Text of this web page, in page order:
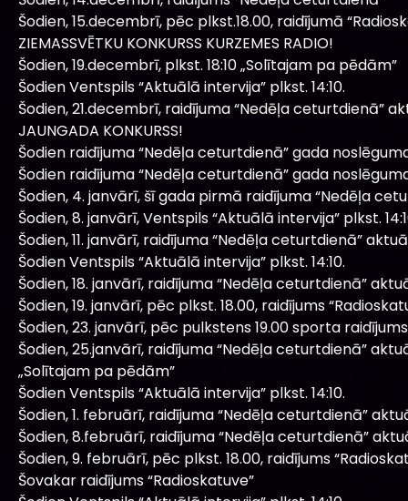
Šodien, 15.decembrī, pēc plkst.18.00, raidījumā
ZIEMASSVĒTKU KONKURSS KURZEMES RADIO!
Šodien, 19.decembrī, plkst. 18:10 „Solītajam pa pēdām”
Šodien Ventspils “Aktuālā intervija” plkst. 14:10.
Šodien, 21.decembrī, raidījuma “Nedēļa ceturtdienā”
JAUNGADA KONKURSS!
Šodien raidījuma “Nedēļa ceturtdienā” gada
Šodien raidījuma “Nedēļa ceturtdienā” gada
Šodien, 4. janvārī, šī gada pirmā raidījuma “Nedēļa
Šodien, 8. janvārī, Ventspils “Aktuālā intervija” plkst.
Šodien, 11. janvārī, raidījuma “Nedēļa ceturtdienā”
Šodien Ventspils “Aktuālā intervija” plkst. 14:10.
Šodien, 18. janvārī, raidījuma “Nedēļa ceturtdienā”
Šodien, 19. janvārī, pēc plkst. 18.00, raidījums
Šodien, 23. janvārī, pēc pulkstens 19.00 sporta
Šodien, 25.janvārī, raidījuma “Nedēļa ceturtdienā”
„Solītajam pa pēdām”
Šodien Ventspils “Aktuālā intervija” plkst. 14:10.
Šodien, 1. februārī, raidījuma “Nedēļa ceturtdienā”
Šodien, 8.februārī, raidījuma “Nedēļa ceturtdienā”
Šodien, 9. februārī, pēc plkst. 18.00, raidījums
Šovakar raidījums “Radioskatuve”